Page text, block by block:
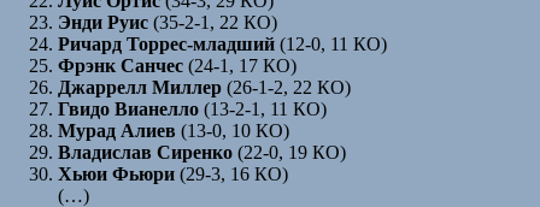
Энди Руис (35-2-1, 22 КО)
Ричард Торрес-младший (12-0, 11 КО)
Фрэнк Санчес (24-1, 17 КО)
Джаррелл Миллер (26-1-2, 22 КО)
Гвидо Вианелло (13-2-1, 11 КО)
Мурад Алиев (13-0, 10 КО)
Владислав Сиренко (22-0, 19 КО)
Хьюи Фьюри (29-3, 16 КО)
(…)